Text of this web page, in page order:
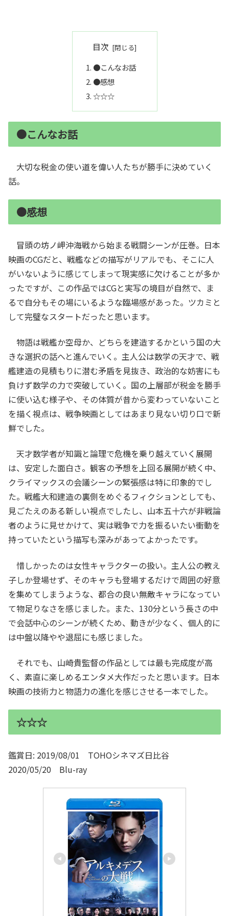
目次
●こんなお話
●感想
☆☆☆
●こんなお話
大切な税金の使い道を偉い人たちが勝手に決めていく
話。
●感想
冒頭の坊ノ岬沖海戦から始まる戦闘シーンが圧巻。日本
映画のCGだと、戦艦などの描写がリアルでも、そこに人
がいないように感じてしまって現実感に欠けることが多か
ったですが、この作品ではCGと実写の境目が自然で、ま
るで自分もその場にいるような臨場感があった。ツカミと
して完璧なスタートだったと思います。
物語は戦艦か空母か、どちらを建造するかという国の大
きな選択の話へと進んでいく。主人公は数学の天才で、戦
艦建造の見積もりに潜む矛盾を見抜き、政治的な妨害にも
負けず数学の力で突破していく。国の上層部が税金を勝手
に使い込む様子や、その体質が昔から変わっていないこと
を描く視点は、戦争映画としてはあまり見ない切り口で新
鮮でした。
天才数学者が知識と論理で危機を乗り越えていく展開
は、安定した面白さ。観客の予想を上回る展開が続く中、
クライマックスの会議シーンの緊張感は特に印象的でし
た。戦艦大和建造の裏側をめぐるフィクションとしても、
見ごたえのある新しい視点でしたし、山本五十六が非戦論
者のように見せかけて、実は戦争で力を振るいたい衝動を
持っていたという描写も深みがあってよかったです。
惜しかったのは女性キャラクターの扱い。主人公の教え
子しか登場せず、そのキャラも登場するだけで周囲の好意
を集めてしまうような、都合の良い無敵キャラになってい
て物足りなさを感じました。また、130分という長さの中
で会話中心のシーンが続くため、動きが少なく、個人的に
は中盤以降やや退屈にも感じました。
それでも、山崎貴監督の作品としては最も完成度が高
く、素直に楽しめるエンタメ大作だったと思います。日本
映画の技術力と物語力の進化を感じさせる一本でした。
☆☆☆
鑑賞日: 2019/08/01 TOHOシネマズ日比谷
2020/05/20 Blu-ray